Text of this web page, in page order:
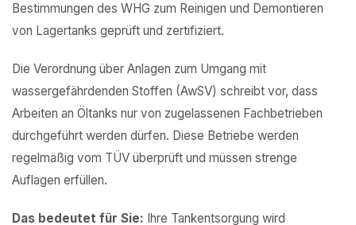
Bestimmungen des WHG zum Reinigen und Demontieren
von Lagertanks geprüft und zertifiziert.
Die Verordnung über Anlagen zum Umgang mit
wassergefährdenden Stoffen (AwSV) schreibt vor, dass
Arbeiten an Öltanks nur von zugelassenen Fachbetrieben
durchgeführt werden dürfen. Diese Betriebe werden
regelmäßig vom TÜV überprüft und müssen strenge
Auflagen erfüllen.
Das bedeutet für Sie: Ihre Tankentsorgung wird